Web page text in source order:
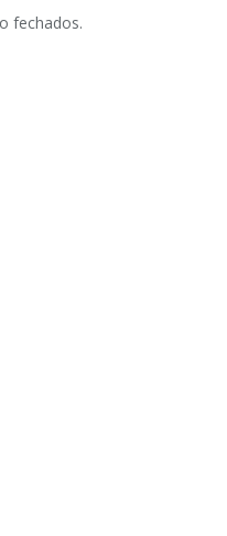
fechados.